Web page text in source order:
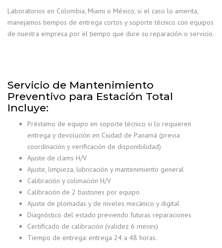
Laboratorios en Colombia, Miami o México, si el caso lo amerita,
manejamos tiempos de entrega cortos y soporte técnico con equipos
de nuestra empresa por el tiempo que dure su reparación o servicio.
Servicio de Mantenimiento
Preventivo para Estación Total
Incluye:
Préstamo de equipo en soporte técnico si lo requieren
entrega y devolución en Ciudad de Panamá (previa
coordinación y verificación de disponibilidad)
Ajuste de clams H/V
Ajuste, limpieza, lubricación y mantenimiento general
Calibración y colimación H/V
Calibración de 2 bastones por equipo
Ajuste de plomadas y de niveles mecánico y digital
Diagnóstico del estado previendo futuras reparaciones
Certificado de calibración (validez 6 meses)
Tiempo de entrega: entrega 24 a 48 horas.